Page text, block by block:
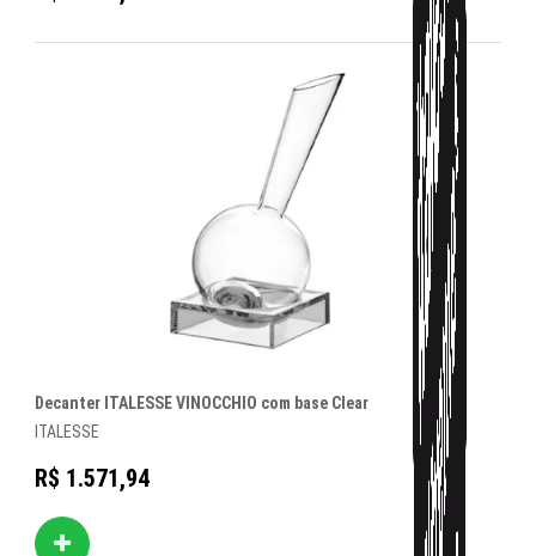
Decanter ITALESSE VINOCCHIO com base Clear
ITALESSE
R$ 1.571,94